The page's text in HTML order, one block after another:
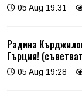
05 Aug 19:31
Радина
Гърция!
05 Aug 19:28